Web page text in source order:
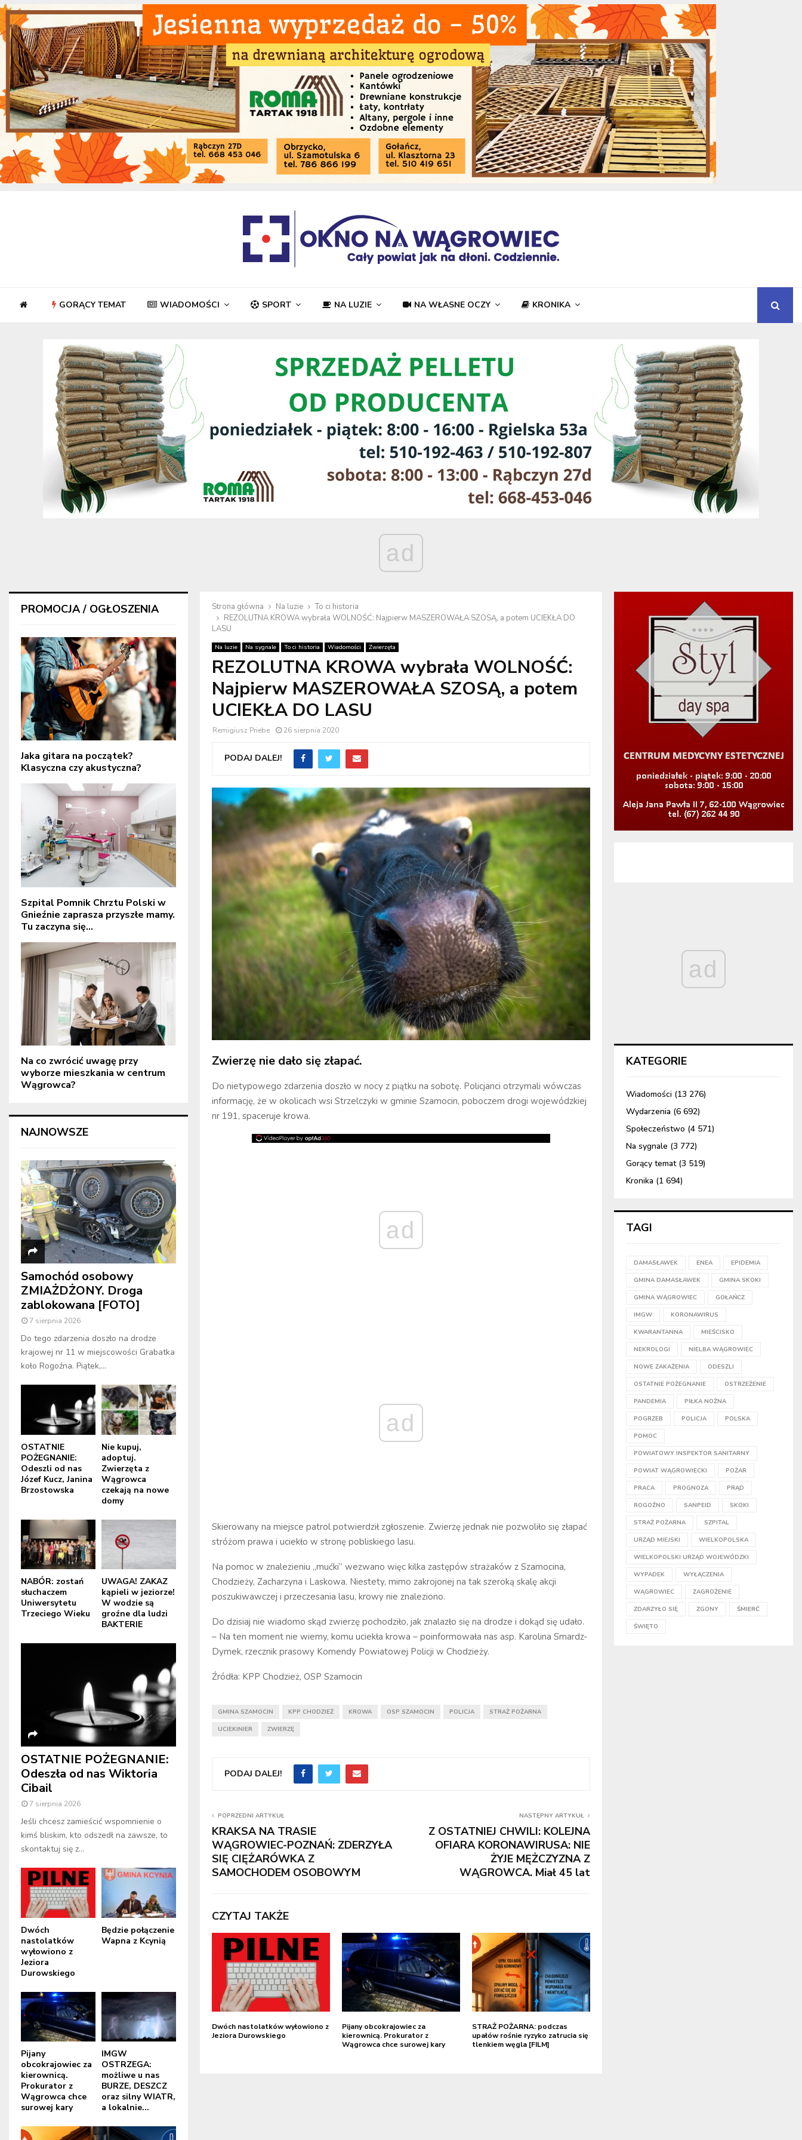
GORĄCY TEMAT WIADOMOŚCI SPORT NA LUZIE NA WŁASNE OCZY KRONIKA
ad
Strona główna Na luzie
To ci historia
REZOLUTNA KROWA wybrała WOLNOŚĆ: Najpierw MASZEROWAŁA SZOSĄ, a potem UCIEKŁA DO
LASU
Na luzie Na sygnale To ci historia Wiadomości Zwierzęta
REZOLUTNA KROWA wybrała WOLNOŚĆ:
Najpierw MASZEROWAŁA SZOSĄ, a potem
UCIEKŁA DO LASU
Remigiusz Priebe 26 sierpnia 2020
PODAJ DALEJ!
Zwierzę nie dało się złapać.
Do nietypowego zdarzenia doszło w nocy z piątku na sobotę. Policjanci otrzymali wówczas
informację, że w okolicach wsi Strzelczyki w gminie Szamocin, poboczem drogi wojewódzkiej
nr 191, spaceruje krowa.
ad
ad
Skierowany na miejsce patrol potwierdził zgłoszenie. Zwierzę jednak nie pozwoliło się złapać
stróżom prawa i uciekło w stronę pobliskiego lasu.
Na pomoc w znalezieniu „mućki” wezwano więc kilka zastępów strażaków z Szamocina,
Chodzieży, Zacharzyna i Laskowa. Niestety, mimo zakrojonej na tak szeroką skalę akcji
poszukiwawczej i przeczesania lasu, krowy nie znaleziono.
Do dzisiaj nie wiadomo skąd zwierzę pochodziło, jak znalazło się na drodze i dokąd się udało.
– Na ten moment nie wiemy, komu uciekła krowa – poinformowała nas asp. Karolina Smardz-
Dymek, rzecznik prasowy Komendy Powiatowej Policji w Chodzieży.
Źródła: KPP Chodzież, OSP Szamocin
GMINA SZAMOCIN KPP CHODZIEŻ KROWA OSP SZAMOCIN POLICJA STRAŻ POŻARNA
UCIEKINIER ZWIERZĘ
PODAJ DALEJ!
POPRZEDNI ARTYKUŁ
KRAKSA NA TRASIE
WĄGROWIEC-POZNAŃ: ZDERZYŁA
SIĘ CIĘŻARÓWKA Z
SAMOCHODEM OSOBOWYM
NASTĘPNY ARTYKUŁ
Z OSTATNIEJ CHWILI: KOLEJNA
OFIARA KORONAWIRUSA: NIE
ŻYJE MĘŻCZYZNA Z
WĄGROWCA. Miał 45 lat
CZYTAJ TAKŻE
Dwóch nastolatków wyłowiono z
Jeziora Durowskiego
Pijany obcokrajowiec za
kierownicą. Prokurator z
Wągrowca chce surowej kary
STRAŻ POŻARNA: podczas
upałów rośnie ryzyko zatrucia się
tlenkiem węgla [FILM]
PROMOCJA / OGŁOSZENIA
Jaka gitara na początek?
Klasyczna czy akustyczna?
Szpital Pomnik Chrztu Polski w
Gnieźnie zaprasza przyszłe mamy.
Tu zaczyna się...
Na co zwrócić uwagę przy
wyborze mieszkania w centrum
Wągrowca?
NAJNOWSZE
Samochód osobowy
ZMIAŻDŻONY. Droga
zablokowana [FOTO]
7 sierpnia 2026
Do tego zdarzenia doszło na drodze
krajowej nr 11 w miejscowości Grabatka
koło Rogoźna. Piątek,...
OSTATNIE
POŻEGNANIE:
Odeszli od nas
Józef Kucz, Janina
Brzostowska
Nie kupuj,
adoptuj.
Zwierzęta z
Wągrowca
czekają na nowe
domy
NABÓR: zostań
słuchaczem
Uniwersytetu
Trzeciego Wieku
UWAGA! ZAKAZ
kąpieli w jeziorze!
W wodzie są
groźne dla ludzi
BAKTERIE
OSTATNIE POŻEGNANIE:
Odeszła od nas Wiktoria
Cibail
7 sierpnia 2026
Jeśli chcesz zamieścić wspomnienie o
kimś bliskim, kto odszedł na zawsze, to
skontaktuj się z...
Dwóch
nastolatków
wyłowiono z
Jeziora
Durowskiego
Będzie połączenie
Wapna z Kcynią
Pijany
obcokrajowiec za
kierownicą.
Prokurator z
Wągrowca chce
surowej kary
IMGW
OSTRZEGA:
możliwe u nas
BURZE, DESZCZ
oraz silny WIATR,
a lokalnie...
ad
KATEGORIE
Wiadomości (13 276)
Wydarzenia (6 692)
Społeczeństwo (4 571)
Na sygnale (3 772)
Gorący temat(3 519)
Kronika (1 694)
TAGI
DAMASŁAWEK ENEA EPIDEMIA
GMINA DAMASŁAWEK GMINA SKOKI
GMINA WĄGROWIEC GOŁAŃCZ
IMGW KORONAWIRUS
KWARANTANNA MIEŚCISKO
NEKROLOGI NIELBA WĄGROWIEC
NOWE ZAKAŻENIA ODESZLI
OSTATNIE POŻEGNANIE OSTRZEŻENIE
PANDEMIA PIŁKA NOŻNA
POGRZEB POLICJA POLSKA
POMOC
POWIATOWY INSPEKTOR SANITARNY
POWIAT WĄGROWIECKI POŻAR
PRACA PROGNOZA PRĄD
ROGOŹNO SANPEID SKOKI
STRAŻ POŻARNA SZPITAL
URZĄD MIEJSKI WIELKOPOLSKA
WIELKOPOLSKI URZĄD WOJEWÓDZKI
WYPADEK WYŁĄCZENIA
WĄGROWIEC ZAGROŻENIE
ZDARZYŁO SIĘ ZGONY ŚMIERĆ
ŚWIĘTO